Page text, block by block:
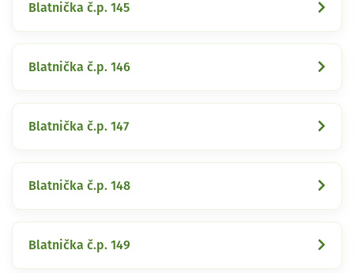
Blatnička č.p. 145
Blatnička č.p. 146
Blatnička č.p. 147
Blatnička č.p. 148
Blatnička č.p. 149